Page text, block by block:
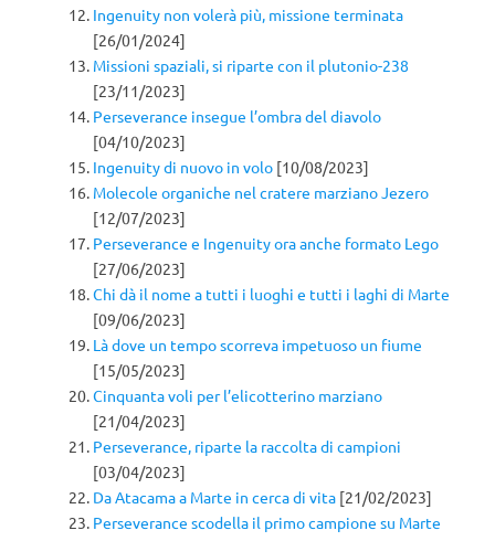
Ingenuity non volerà più, missione terminata
[26/01/2024]
Missioni spaziali, si riparte con il plutonio-238
[23/11/2023]
Perseverance insegue l’ombra del diavolo
[04/10/2023]
Ingenuity di nuovo in volo [10/08/2023]
Molecole organiche nel cratere marziano Jezero
[12/07/2023]
Perseverance e Ingenuity ora anche formato Lego
[27/06/2023]
Chi dà il nome a tutti i luoghi e tutti i laghi di Marte
[09/06/2023]
Là dove un tempo scorreva impetuoso un fiume
[15/05/2023]
Cinquanta voli per l’elicotterino marziano
[21/04/2023]
Perseverance, riparte la raccolta di campioni
[03/04/2023]
Da Atacama a Marte in cerca di vita [21/02/2023]
Perseverance scodella il primo campione su Marte